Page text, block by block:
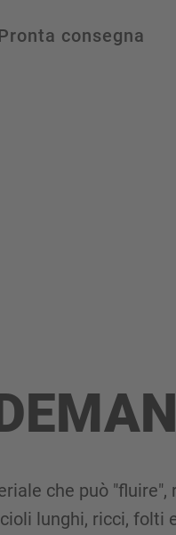
consegna
che può "fluire",
lunghi, ricci, folti